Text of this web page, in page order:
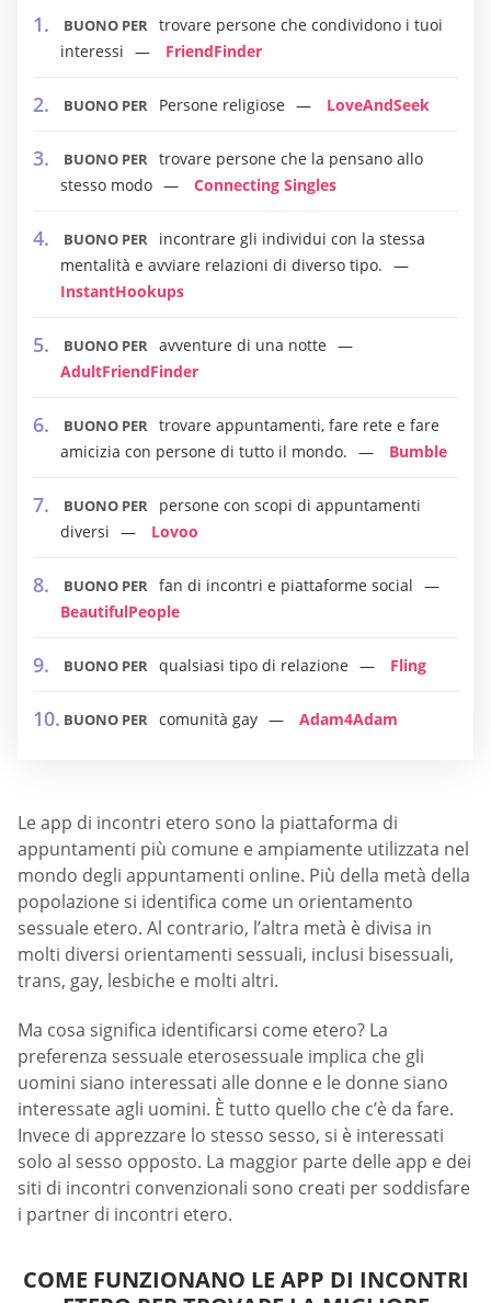
BUONO PER trovare persone che condividono i tuoi
interessi
FriendFinder
BUONO PER Persone religiose LoveAndSeek
BUONO PER trovare persone che la pensano allo
stesso modo
Connecting Singles
BUONO PER
incontrare gli individui con la stessa
mentalità e avviare relazioni di diverso tipo.
InstantHookups
BUONO PER avventure di una notte
AdultFriendFinder
BUONO PER trovare appuntamenti, fare rete e fare
amicizia con persone di tutto il mondo.
Bumble
BUONO PER
persone con scopi di appuntamenti
diversi
Lovoo
BUONO PER fan di incontri e piattaforme social
BeautifulPeople
BUONO PER qualsiasi tipo di relazione Fling
BUONO PER comunità gay Adam4Adam
Le app di incontri etero sono la piattaforma di
appuntamenti più comune e ampiamente utilizzata nel
mondo degli appuntamenti online. Più della metà della
popolazione si identifica come un orientamento
sessuale etero. Al contrario, l’altra metà è divisa in
molti diversi orientamenti sessuali, inclusi bisessuali,
trans, gay, lesbiche e molti altri.
Ma cosa significa identificarsi come etero? La
preferenza sessuale eterosessuale implica che gli
uomini siano interessati alle donne e le donne siano
interessate agli uomini. È tutto quello che c’è da fare.
Invece di apprezzare lo stesso sesso, si è interessati
solo al sesso opposto. La maggior parte delle app e dei
siti di incontri convenzionali sono creati per soddisfare
i partner di incontri etero.
COME FUNZIONANO LE APP DI INCONTRI